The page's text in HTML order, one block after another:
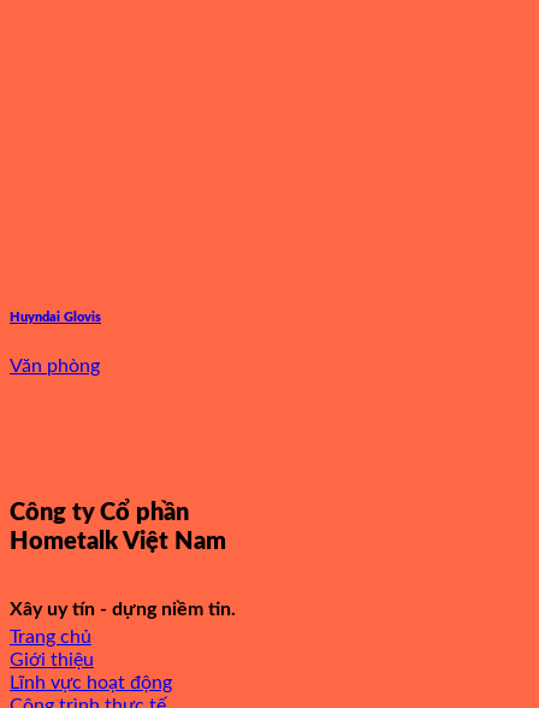
Huyndai Glovis
Văn phòng
Công ty Cổ phần
Hometalk Việt Nam
Xây uy tín - dựng niềm tin.
Trang chủ
Giới thiệu
Lĩnh vực hoạt động